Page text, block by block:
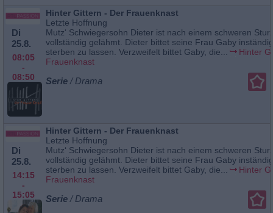
Di
25.8.
08:05
-
08:50
Hinter Gittern - Der Frauenknast
Letzte Hoffnung
Mutz‘ Schwiegersohn Dieter ist nach einem schweren
vollständig gelähmt. Dieter bittet seine Frau Gaby
sterben zu lassen. Verzweifelt bittet Gaby, die...
Hinter
Frauenknast
Serie / Drama
Di
25.8.
14:15
-
15:05
Hinter Gittern - Der Frauenknast
Letzte Hoffnung
Mutz‘ Schwiegersohn Dieter ist nach einem schweren
vollständig gelähmt. Dieter bittet seine Frau Gaby
sterben zu lassen. Verzweifelt bittet Gaby, die...
Hinter
Frauenknast
Serie / Drama